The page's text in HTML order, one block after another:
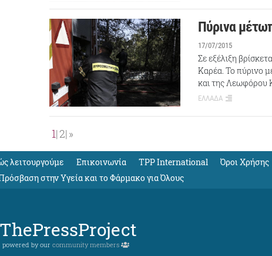
Πύρινα
17/07/2015
Σε εξέλιξη
Καρέα. Το πύρινο
και της Λεωφόρου
ΕΛΛΑΔΑ
1 2 »
λειτουργούμε Eπικοινωνία TPP International
Όροι Χρήσης
στην Υγεία και το Φάρμακο για Όλους
ThePressProject
powered by our community members